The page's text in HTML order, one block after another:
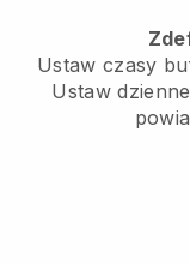
Ustaw czasy
Ustaw